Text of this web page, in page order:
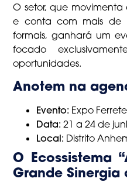
O setor, que movimenta
e conta com mais de
formais, ganhará um
focado
oportunidades.
Anotem na
Evento: Expo
Data: 21 a 24 de
Local: Distrito
O Ecossistema
Grande Sinergia